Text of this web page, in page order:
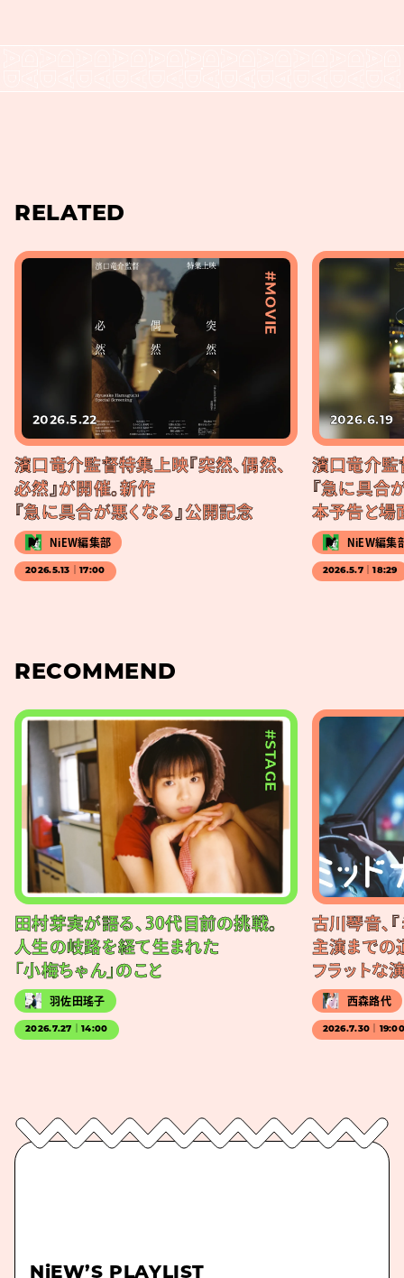
RELATED
#MOVIE
2026.5.22
濱口竜介監督特集上映『突然、偶然、
必然』が開催。新作
『急に具合が悪くなる』公開記念
NiEW編集部
2026.5.13｜17:00
2026.6.19
濱口竜介監
『急に具合
本予告と場
NiEW編集
2026.5.7｜18:29
RECOMMEND
#STAGE
田村芽実が語る、30代目前の挑戦。
人生の岐路を経て生まれた
「小梅ちゃん」のこと
羽佐田瑤子
2026.7.27｜14:00
古川琴音、
主演までの
フラットな
西森路代
2026.7.30｜
NiEW’S PLAYLIST